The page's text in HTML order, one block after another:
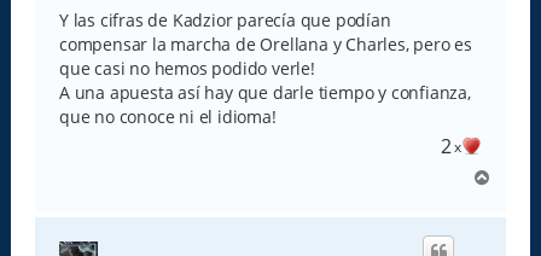
Y las cifras de Kadzior parecía que podían
compensar la marcha de Orellana y Charles, pero es
que casi no hemos podido verle!
A una apuesta así hay que darle tiempo y confianza,
que no conoce ni el idioma!
2x
r